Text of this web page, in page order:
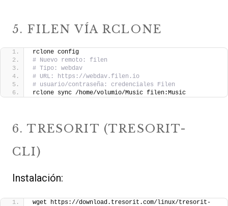
5. FILEN VÍA RCLONE
rclone config
# Nuevo remoto: filen
# Tipo: webdav
# URL: https://webdav.filen.io
# usuario/contraseña: credenciales Filen
rclone sync /home/volumio/Music filen:Music
6. TRESORIT (TRESORIT-
CLI)
Instalación:
wget https://download.tresorit.com/linux/tresorit-